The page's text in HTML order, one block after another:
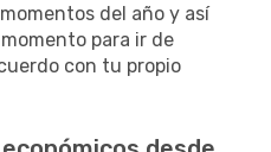
del año y así
para ir de
con tu propio